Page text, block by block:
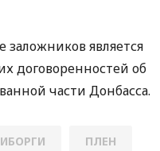
является
договоренностей об
части Донбасса.
ПЛЕН